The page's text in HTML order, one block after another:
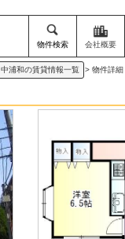
物件検索 会社概要
中浦和の賃貸情報一覧 > 物件詳細